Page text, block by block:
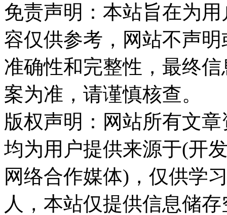
免责声明：本站旨在为
容仅供参考，网站不声
准确性和完整性，最终
案为准，请谨慎核查。
版权声明：网站所有文
均为用户提供来源于(开
网络合作媒体)，仅供学
人，本站仅提供信息储